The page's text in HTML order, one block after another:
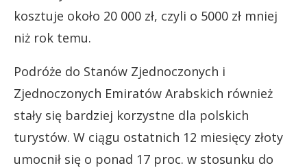
kosztuje około 20 000 zł, czyli o 5000 zł mniej
niż rok temu.
Podróże do Stanów Zjednoczonych i
Zjednoczonych Emiratów Arabskich również
stały się bardziej korzystne dla polskich
turystów. W ciągu ostatnich 12 miesięcy złoty
umocnił się o ponad 17 proc. w stosunku do